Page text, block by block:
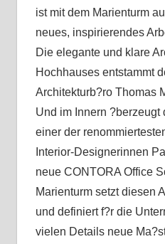
ist mit dem Marienturm
neues, inspirierendes
Die elegante und klare
Hochhauses entstammt
Architekturb?ro Thomas
Und im Innern ?berzeugt
einer der
Interior-Designerinnen
neue CONTORA Office
Marienturm setzt diesen
und definiert f?r die
vielen Details neue